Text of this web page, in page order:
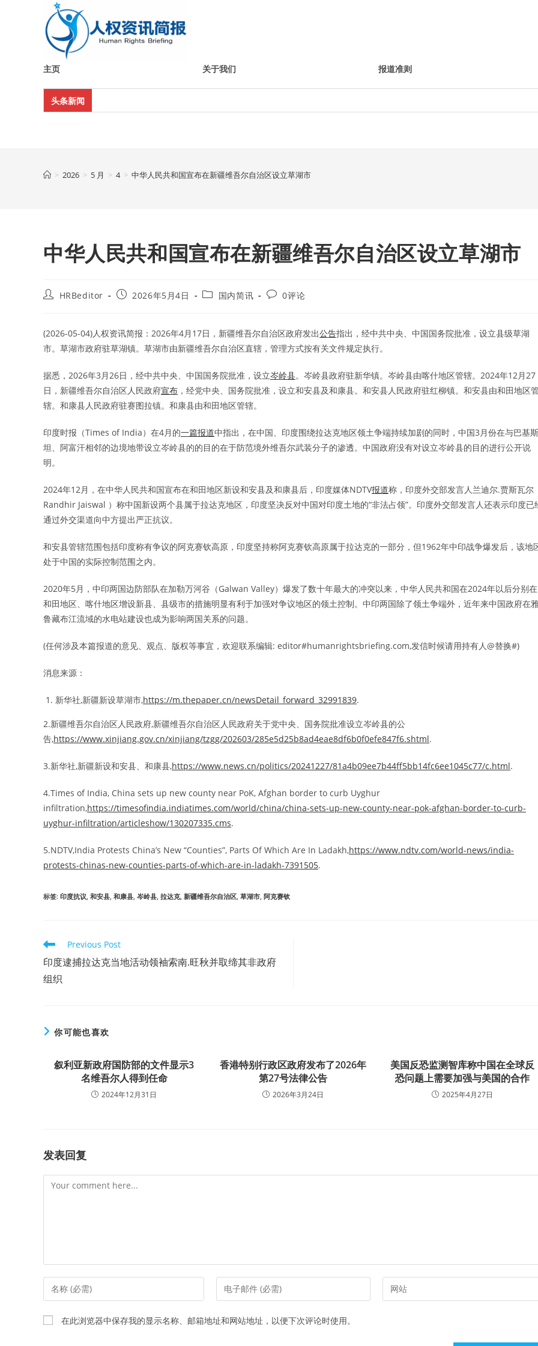
主页 关于我们 报道准则
头条新闻
> 2026 > 5 月 > 4 > 中华人民共和国宣布在新疆维吾尔自治区设立草湖市
中华人民共和国宣布在新疆维吾尔自治区设立草湖市
PostHRBeditor
Post2026年5月4日
Post国内简讯
Post0评论
(2026-05-04)人权资讯简报：2026年4月17日，新疆维吾尔自治区政府发出公告指出，经中共中央、中国国务院批准，设立县级草湖
市。草湖市政府驻草湖镇。草湖市由新疆维吾尔自治区直辖，管理方式按有关文件规定执行。
据悉，2026年3月26日，经中共中央、中国国务院批准，设立岑岭县。岑岭县政府驻新华镇。岑岭县由喀什地区管辖。2024年12月27
日，新疆维吾尔自治区人民政府宣布 ，经党中央、国务院批准，设立和安县及和康县。和安县人民政府驻红柳镇。和安县由和田地区
辖。和康县人民政府驻赛图拉镇。和康县由和田地区管辖。
印度时报（Times of India）在4月的一篇报道中指出，在中国、印度围绕拉达克地区领土争端持续加剧的同时，中国3月份在与巴基斯
坦、阿富汗相邻的边境地带设立岑岭县的的目的在于防范境外维吾尔武装分子的渗透。中国政府没有对设立岑岭县的目的进行公开说
明。
2024年12月，在中华人民共和国宣布在和田地区新设和安县及和康县后，印度媒体NDTV报道称，印度外交部发言人兰迪尔.贾斯瓦尔
Randhir Jaiswal ）称中国新设两个县属于拉达克地区，印度坚决反对中国对印度土地的“非法占领”。印度外交部发言人还表示印度已
通过外交渠道向中方提出严正抗议。
和安县管辖范围包括印度称有争议的阿克赛钦高原，印度坚持称阿克赛钦高原属于拉达克的一部分，但1962年中印战争爆发后，该地
处于中国的实际控制范围之内。
2020年5月，中印两国边防部队在加勒万河谷（Galwan Valley）爆发了数十年最大的冲突以来，中华人民共和国在2024年以后分别在
和田地区、喀什地区增设新县、县级市的措施明显有利于加强对争议地区的领土控制。中印两国除了领土争端外，近年来中国政府在
鲁藏布江流域的水电站建设也成为影响两国关系的问题。
(任何涉及本篇报道的意见、观点、版权等事宜，欢迎联系编辑: editor#humanrightsbriefing.com,发信时候请用持有人@替换#)
消息来源：
新华社,新疆新设草湖市,https://m.thepaper.cn/newsDetail_forward_32991839.
2.新疆维吾尔自治区人民政府,新疆维吾尔自治区人民政府关于党中央、国务院批准设立岑岭县的公
告,https://www.xinjiang.gov.cn/xinjiang/tzgg/202603/285e5d25b8ad4eae8df6b0f0efe847f6.shtml.
3.新华社,新疆新设和安县、和康县,https://www.news.cn/politics/20241227/81a4b09ee7b44ff5bb14fc6ee1045c77/c.html.
4.Times of India, China sets up new county near PoK, Afghan border to curb Uyghur
infiltration,https://timesofindia.indiatimes.com/world/china/china-sets-up-new-county-near-pok-afghan-border-to-curb-
uyghur-infiltration/articleshow/130207335.cms.
5.NDTV,India Protests China’s New “Counties”, Parts Of Which Are In Ladakh,https://www.ndtv.com/world-news/india-
protests-chinas-new-counties-parts-of-which-are-in-ladakh-7391505.
标签: 印度抗议 和安县 和康县 岑岭县 拉达克 新疆维吾尔自治区 草湖市 阿克赛钦
Read
more
articles
Previous Post
印度逮捕拉达克当地活动领袖索南.旺秋并取缔其非政府
组织
你可能也喜欢
叙利亚新政府国防部的文件显示3
名维吾尔人得到任命
2024年12月31日
香港特别行政区政府发布了2026年
第27号法律公告
2026年3月24日
美国反恐监测智库称中国在全球反
恐问题上需要加强与美国的合作
2025年4月27日
发表回复
Comment
Enter
your
name
or
Enter
your
address
Enter
your
在此浏览器中保存我的显示名称、邮箱地址和网站地址，以便下次评论时使用。